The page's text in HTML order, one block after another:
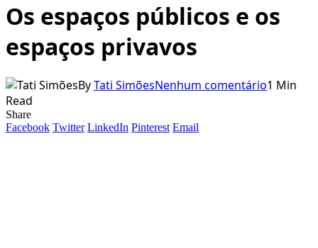
Os espaços públicos e os
espaços privavos
ByTati SimõesNenhum comentário1 Min
Read
Share
Facebook Twitter LinkedIn Pinterest Email